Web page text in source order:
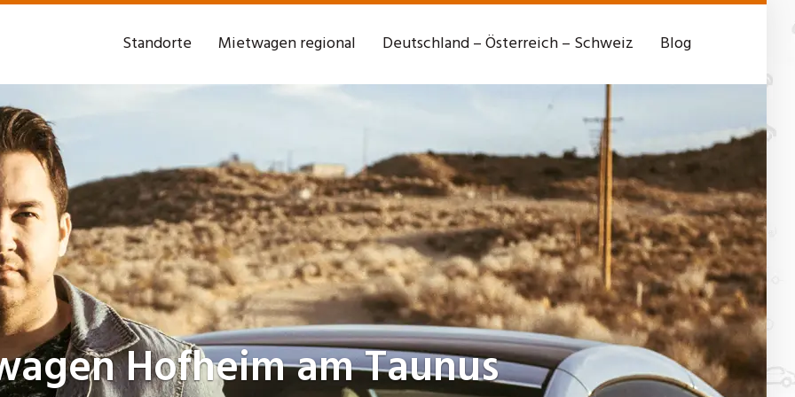
Standorte Mietwagen regional Deutschland – Österreich – Schweiz Blog
Hofheim am Taunus